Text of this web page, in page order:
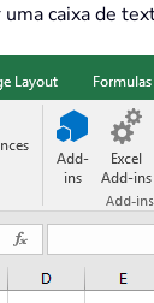
caixa de